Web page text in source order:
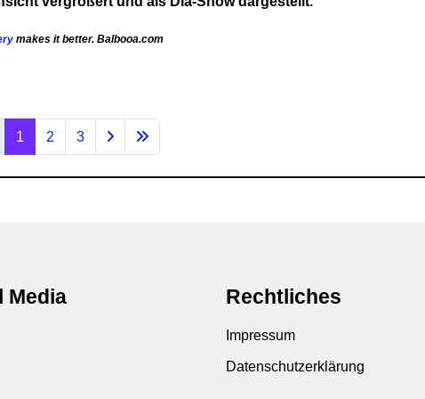
makes it better. Balbooa.com
1 2 3
Media Rechtliches
Impressum
Datenschutzerklärung